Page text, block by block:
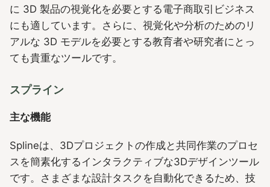
に 3D 製品の視覚化を必要とする電子商取引ビジネス
にも適しています。さらに、視覚化や分析のためのリ
アルな 3D モデルを必要とする教育者や研究者にとっ
ても貴重なツールです。
スプライン
主な機能
Splineは、3Dプロジェクトの作成と共同作業のプロセ
スを簡素化するインタラクティブな3Dデザインツール
です。さまざまな設計タスクを自動化できるため、技